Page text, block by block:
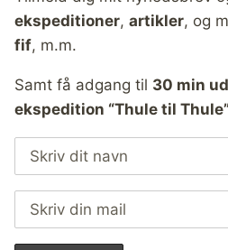
ekspeditioner, artikler, og
fif, m.m.
Samt få adgang til 30 min
ekspedition “Thule til